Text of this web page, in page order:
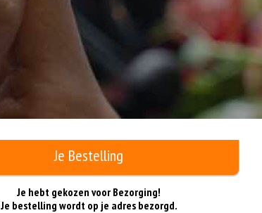
Je hebt gekozen voor Bezorging!
Je bestelling wordt op je adres bezorgd.
Je Bestelling